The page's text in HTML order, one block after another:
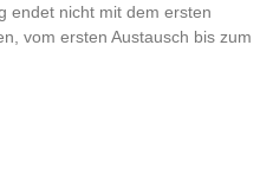
endet nicht mit dem ersten
vom ersten Austausch bis zum